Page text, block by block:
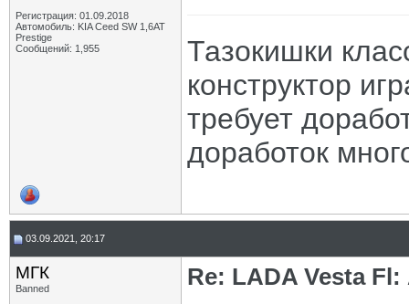
Регистрация: 01.09.2018
Автомобиль: KIA Ceed SW 1,6AT
Prestige
Сообщений: 1,955
Тазокишки
конструктор
требует
доработок
03.09.2021, 20:17
МГК
Banned
Re: LADA Vesta